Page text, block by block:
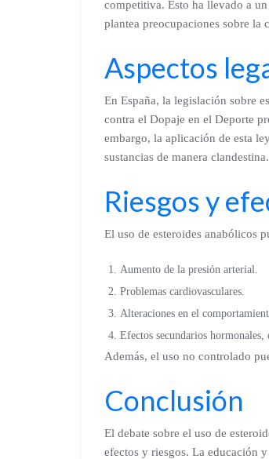
competitiva. Esto ha llevado a
plantea preocupaciones sobre la
Aspectos
En España, la legislación sobre
contra el Dopaje en el Deporte
embargo, la aplicación de esta
sustancias de manera clandestina.
Riesgos y
El uso de esteroides anabólicos
Aumento de la presión arterial.
Problemas cardiovasculares.
Alteraciones en el
Efectos secundarios
Además, el uso no controlado
Conclusión
El debate sobre el uso de
efectos y riesgos. La educación